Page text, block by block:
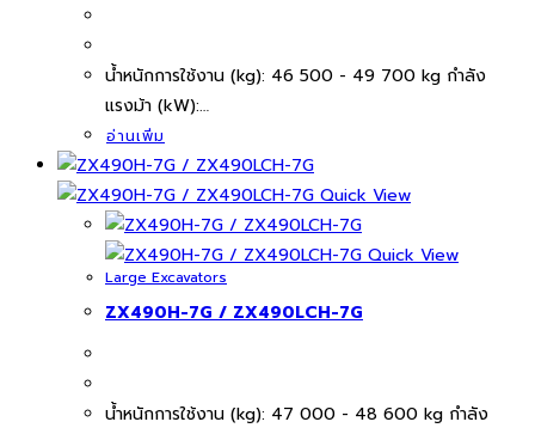
นํ้าหนักการใช้งาน (kg): 46 500 - 49 700 kg กำลัง
แรงม้า (kW):…
อ่านเพิ่ม
Quick View
Quick View
Large Excavators
ZX490H-7G / ZX490LCH-7G
นํ้าหนักการใช้งาน (kg): 47 000 - 48 600 kg กำลัง